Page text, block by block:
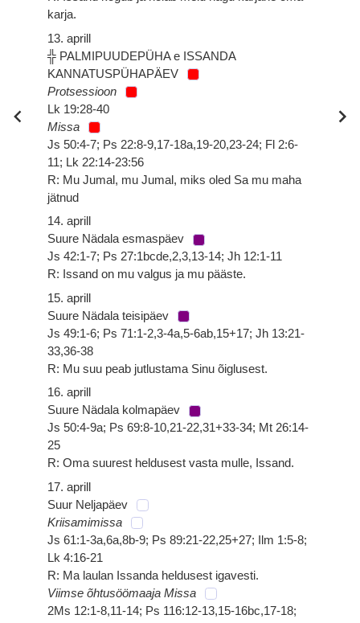
karja.
13. aprill
╬ PALMIPUUDEPÜHA e ISSANDA
KANNATUSPÜHAPÄEV
Protsessioon
Lk 19:28-40
Missa
Js 50:4-7; Ps 22:8-9,17-18a,19-20,23-24; Fl 2:6-
11; Lk 22:14-23:56
R: Mu Jumal, mu Jumal, miks oled Sa mu maha
jätnud
14. aprill
Suure Nädala esmaspäev
Js 42:1-7; Ps 27:1bcde,2,3,13-14; Jh 12:1-11
R: Issand on mu valgus ja mu pääste.
15. aprill
Suure Nädala teisipäev
Js 49:1-6; Ps 71:1-2,3-4a,5-6ab,15+17; Jh 13:21-
33,36-38
R: Mu suu peab jutlustama Sinu õiglusest.
16. aprill
Suure Nädala kolmapäev
Js 50:4-9a; Ps 69:8-10,21-22,31+33-34; Mt 26:14-
25
R: Oma suurest heldusest vasta mulle, Issand.
17. aprill
Suur Neljapäev
Kriisamimissa
Js 61:1-3a,6a,8b-9; Ps 89:21-22,25+27; Ilm 1:5-8;
Lk 4:16-21
R: Ma laulan Issanda heldusest igavesti.
Viimse õhtusöömaaja Missa
2Ms 12:1-8,11-14; Ps 116:12-13,15-16bc,17-18;